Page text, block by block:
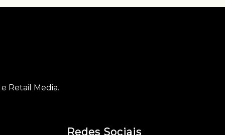
Retail Media.
Redes Sociais